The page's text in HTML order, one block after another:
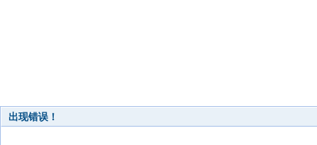
出现错误！